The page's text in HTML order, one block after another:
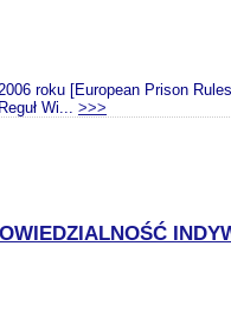
roku [European Prison
Wi... >>>